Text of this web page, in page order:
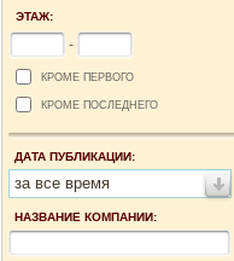
ЭТАЖ:
-
КРОМЕ ПЕРВОГО
КРОМЕ ПОСЛЕДНЕГО
ДАТА ПУБЛИКАЦИИ:
за все время
НАЗВАНИЕ КОМПАНИИ: